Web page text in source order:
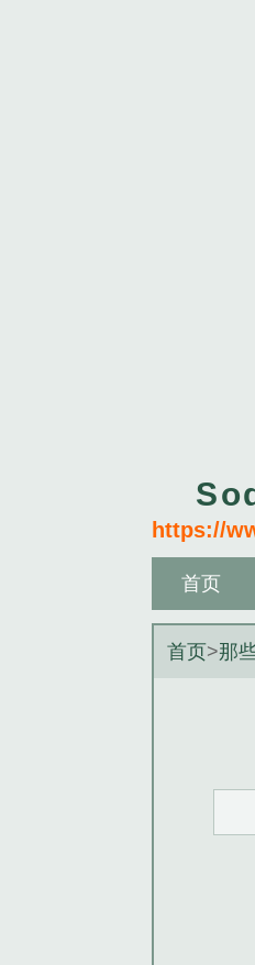
https://
首页
首页>那